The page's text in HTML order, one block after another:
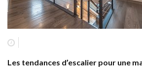
Les tendances d’escalier pour une